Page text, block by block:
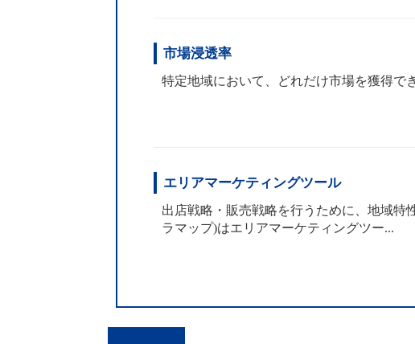
市場浸透率
特定地域において、どれだけ市場を獲得で
エリアマーケティングツール
出店戦略・販売戦略を行うために、地域特
ラマップ)はエリアマーケティングツー...